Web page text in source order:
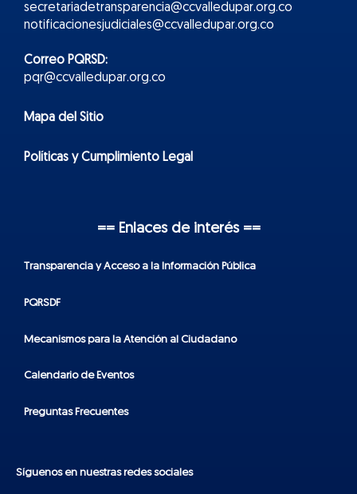
secretariadetransparencia@ccvalledupar.org.co
notificacionesjudiciales@ccvalledupar.org.co
Correo PQRSD:
pqr@ccvalledupar.org.co
Mapa del Sitio
Políticas y Cumplimiento Legal
== Enlaces de interés ==
Transparencia y Acceso a la Información Pública
PQRSDF
Mecanismos para la Atención al Ciudadano
Calendario de Eventos
Preguntas Frecuentes
Síguenos en nuestras redes sociales